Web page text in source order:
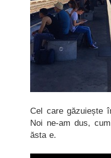
Cel care găzuiește
Noi ne-am dus,
ăsta e.